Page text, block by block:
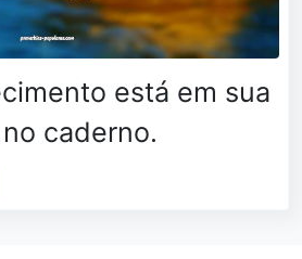
está em sua
caderno.